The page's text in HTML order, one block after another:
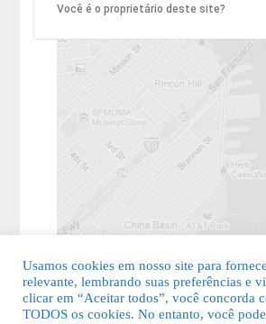
Você é o proprietário deste site?
Usamos cookies em nosso site para
relevante, lembrando suas preferências e
clicar em “Aceitar todos”, você concorda
TODOS os cookies. No entanto, você